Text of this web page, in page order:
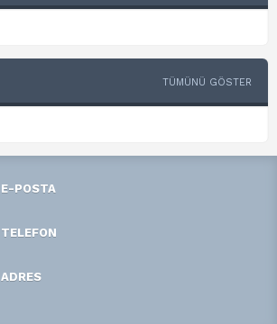
TÜMÜNÜ GÖSTER
E-POSTA
TELEFON
ADRES